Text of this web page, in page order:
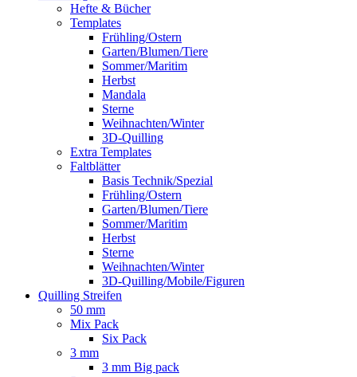
Hefte & Bücher
Templates
Frühling/Ostern
Garten/Blumen/Tiere
Sommer/Maritim
Herbst
Mandala
Sterne
Weihnachten/Winter
3D-Quilling
Extra Templates
Faltblätter
Basis Technik/Spezial
Frühling/Ostern
Garten/Blumen/Tiere
Sommer/Maritim
Herbst
Sterne
Weihnachten/Winter
3D-Quilling/Mobile/Figuren
Quilling Streifen
50 mm
Mix Pack
Six Pack
3 mm
3 mm Big pack